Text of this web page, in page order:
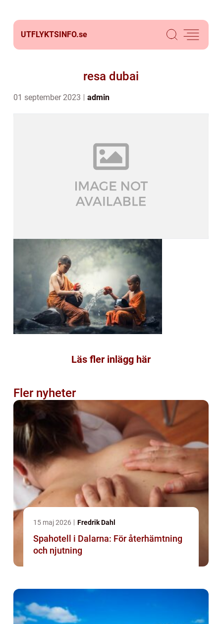
UTFLYKTSINFO.se
resa dubai
01 september 2023 admin
Läs fler inlägg här
Fler nyheter
15 maj 2026 Fredrik Dahl
Spahotell i Dalarna: För återhämtning
och njutning